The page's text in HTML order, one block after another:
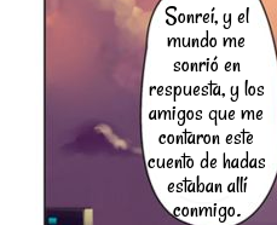
Sonreí, y el
mundo me
sonrió en
respuesta, y los
amigos que me
contaron este
cuento de hadas
estaban allí
conmigo.